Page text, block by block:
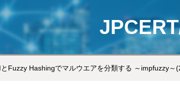
Fuzzy Hashingでマルウエアを分類する ～impfuzzy～